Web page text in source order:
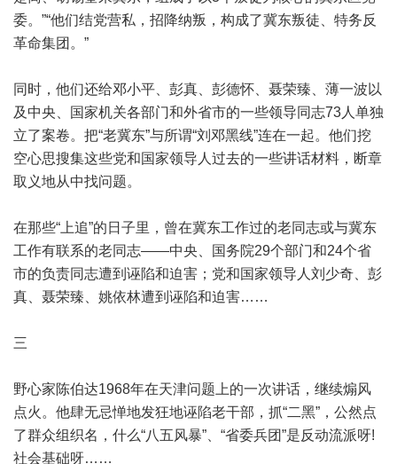
委。”“他们结党营私，招降纳叛，构成了冀东叛徒、特务反
革命集团。”
同时，他们还给邓小平、彭真、彭德怀、聂荣臻、薄一波以
及中央、国家机关各部门和外省市的一些领导同志73人单独
立了案卷。把“老冀东”与所谓“刘邓黑线”连在一起。他们挖
空心思搜集这些党和国家领导人过去的一些讲话材料，断章
取义地从中找问题。
在那些“上追”的日子里，曾在冀东工作过的老同志或与冀东
工作有联系的老同志——中央、国务院29个部门和24个省
市的负责同志遭到诬陷和迫害；党和国家领导人刘少奇、彭
真、聂荣臻、姚依林遭到诬陷和迫害……
三
野心家陈伯达1968年在天津问题上的一次讲话，继续煽风
点火。他肆无忌惮地发狂地诬陷老干部，抓“二黑”，公然点
了群众组织名，什么“八五风暴”、“省委兵团”是反动流派呀!
社会基础呀……